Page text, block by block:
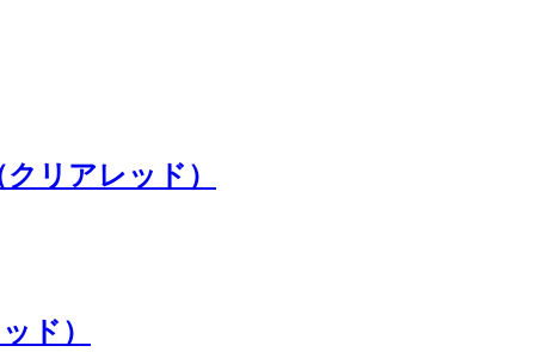
リアレッド）
ド）